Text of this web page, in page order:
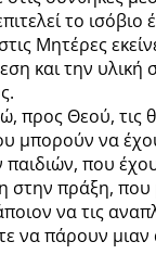
το ισόβιο
Μητέρες
και την υλική
προς Θεού, τις
μπορούν να
που
στην πράξη,
να τις
να πάρουν